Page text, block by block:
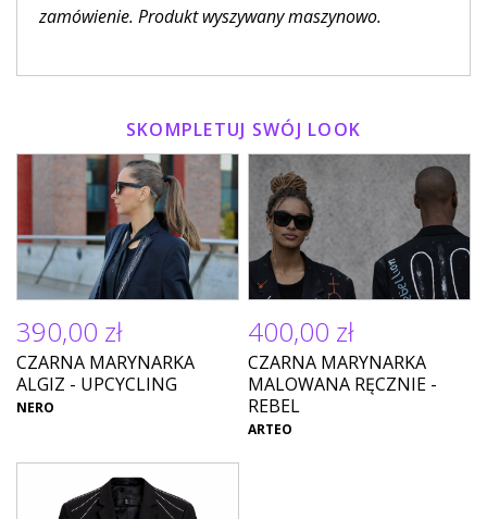
zamówienie. Produkt wyszywany maszynowo.
SKOMPLETUJ SWÓJ LOOK
390,00 zł
CZARNA MARYNARKA
ALGIZ - UPCYCLING
NERO
400,00 zł
CZARNA MARYNARKA
MALOWANA RĘCZNIE -
REBEL
ARTEO